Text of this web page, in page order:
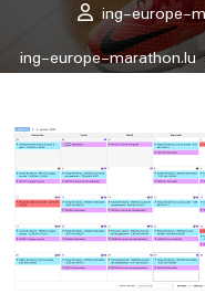
ing-europe-
ing-europe-marathon.lu